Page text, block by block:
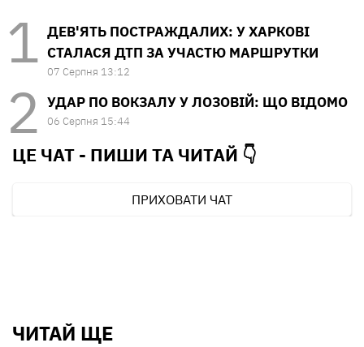
ДЕВ'ЯТЬ ПОСТРАЖДАЛИХ: У ХАРКОВІ
СТАЛАСЯ ДТП ЗА УЧАСТЮ МАРШРУТКИ
07 Серпня 13:12
УДАР ПО ВОКЗАЛУ У ЛОЗОВІЙ: ЩО ВІДОМО
06 Серпня 15:44
ЦЕ ЧАТ - ПИШИ ТА ЧИТАЙ 👇
ПРИХОВАТИ ЧАТ
ЧИТАЙ ЩЕ